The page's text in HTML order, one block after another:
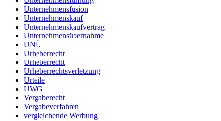
Unternehmensfusion
Unternehmenskauf
Unternehmenskaufvertrag
Unternehmensübernahme
UNÜ
Urheberrecht
Urheberrecht
Urheberrechtsverletzung
Urteile
UWG
Vergaberecht
Vergabeverfahren
vergleichende Werbung